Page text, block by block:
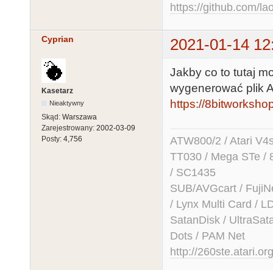
https://github.com/
Cyprian 2021-01-14
Kasetarz
Nieaktywny
Skąd: Warszawa
Zarejestrowany: 2002-03-09
Posty: 4,756
Jakby co to tutaj
wygenerować plik
https://
ATW800/2 / Atari
TT030 / Mega STe /
/ SC1435
SUB/AVGcart /
/ Lynx Multi Card /
SatanDisk /
Dots / PAM Net
http://260ste.atari.org